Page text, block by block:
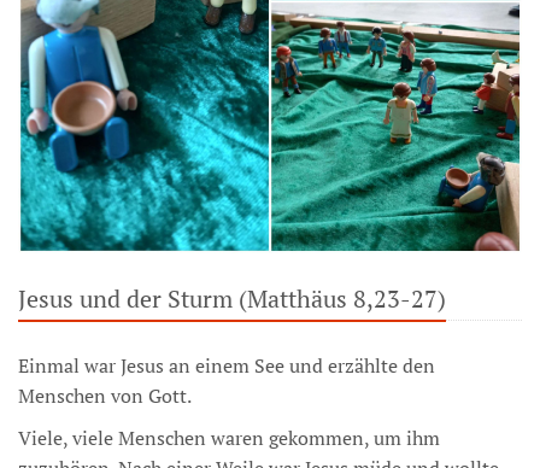
Jesus und der Sturm (Matthäus 8,23-27)
Einmal war Jesus an einem See und erzählte den
Menschen von Gott.
Viele, viele Menschen waren gekommen, um ihm